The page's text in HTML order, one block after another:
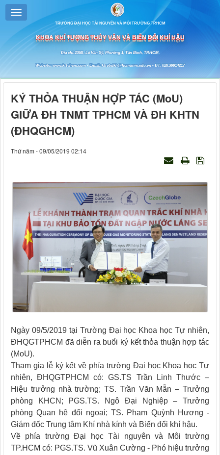
TRƯỜNG ĐẠI HỌC TÀI NGUYÊN VÀ MÔI TRƯỜNG TP.HCM
KHOA KHÍ TƯỢNG THỦY VĂN VÀ BIẾN ĐỔI KHÍ HẬU
Địa chỉ:236B, Lê Văn Sỹ, Phường 1, Tân Bình, TP.HCM.
Website: www.kttvhcm.com - Email: kttvbdkh@hcmunre.edu.vn - ĐT: 028.39914217
KÝ THỎA THUẬN HỢP TÁC (MoU)
GIỮA ĐH TNMT TPHCM VÀ ĐH KHTN
(ĐHQGHCM)
Thứ năm - 09/05/2019 02:14
Ngày 09/5/2019 tại Trường Đại học Khoa học Tự nhiên,
ĐHQGTPHCM đã diễn ra buổi ký kết thỏa thuận hợp tác
(MoU).
Tham gia lễ ký kết về phía trường Đại học Khoa học Tự
nhiên, ĐHQGTPHCM có: GS.TS Trần Linh Thước –
Hiệu trưởng nhà trường; TS. Trần Văn Mẫn – Trưởng
phòng KHCN; PGS.TS. Ngô Đại Nghiệp – Trưởng
phòng Quan hệ đối ngoại; TS. Phạm Quỳnh Hương -
Giám đốc Trung tâm Khí nhà kính và Biến đổi khí hậu.
Về phía trường Đại học Tài nguyên và Môi trường
TP.HCM có: PGS.TS. Vũ Xuân Cường - Phó hiệu trưởng